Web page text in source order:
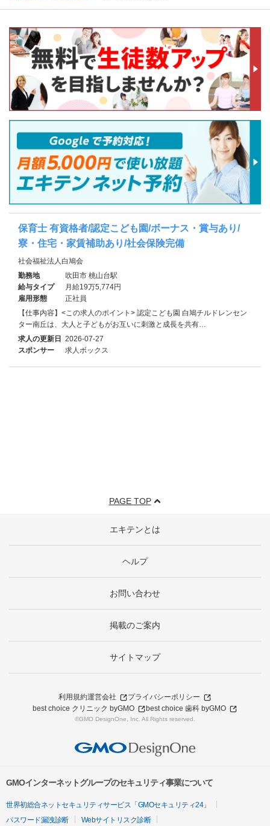
保育士 有資格者/認定こども園/ボーナス・賞与あり/
寮・住宅・家賃補助あり/社会保険完備
社会福祉法人白鳩会
勤務地
吹田市 桃山台駅
給与タイプ
月給19万5,774円
雇用形態
正社員
【仕事内容】<この求人のポイント> 認定こども園 白鳩チルドレンセン
ター南丘は、大人と子どもがお互いに刺激と成長を共有…
求人の更新日 2026-07-27
スポンサー
求人ボックス
PAGE TOP
エキテンとは
ヘルプ
お問い合わせ
掲載のご案内
サイトマップ
利用規約運営会社
プライバシーポリシー
best choice クリニック byGMO
best choice 歯科 byGMO
©GMO DesignOne, Inc. All Rights reserved.
GMOインターネットグループのセキュリティ事業について
世界初総合ネットセキュリティサービス「GMOセキュリティ24」
パスワード漏洩診断
Webサイトリスク診断